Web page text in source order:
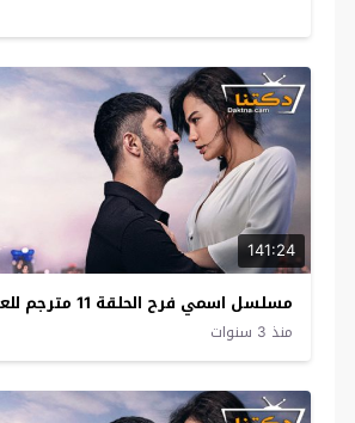
141:24
مسلسل اسمي فرح الحلقة 11 مترجم للعربية
منذ 3 سنوات